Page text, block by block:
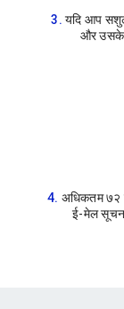
यदि आप
और उसके
अधिकतम ७२
ई-मेल सूचना